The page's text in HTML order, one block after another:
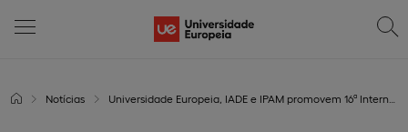
Notícias Universidade Europeia, IADE e IPAM promovem 16ª International Week